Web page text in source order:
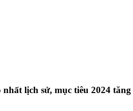
lịch sử, mục tiêu 2024